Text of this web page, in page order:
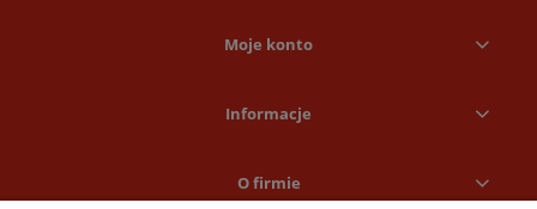
Moje konto
Informacje
O firmie